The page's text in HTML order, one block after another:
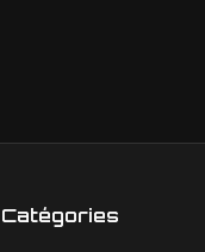
Catégories